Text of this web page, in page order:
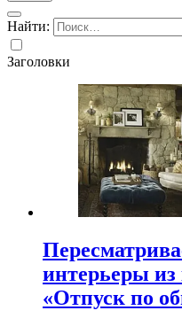
Найти:
Заголовки
интерьеры
«Отпуск по